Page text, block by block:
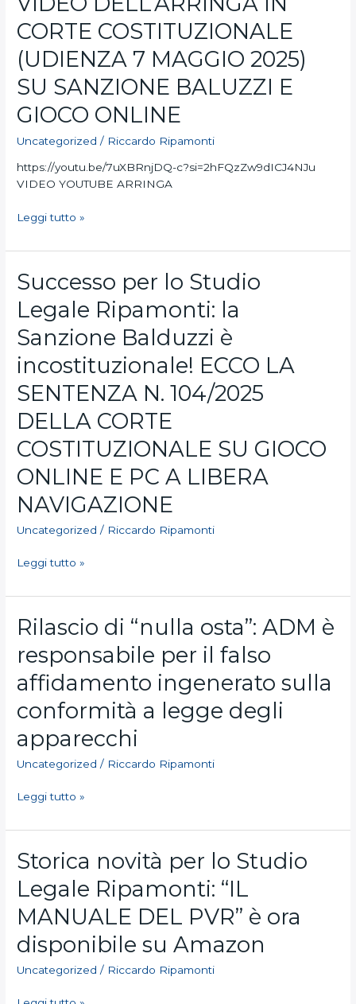
CORTE COSTITUZIONALE
(UDIENZA 7 MAGGIO 2025)
SU SANZIONE BALUZZI E
GIOCO ONLINE
Uncategorized / Riccardo Ripamonti
https://youtu.be/7uXBRnjDQ-c?si=2hFQzZw9dICJ4NJu
VIDEO YOUTUBE ARRINGA
RIPAMONTI:
VIDEO
DELL’ARRINGA
IN
CORTE
(UDIENZA
7
2025)
SU
BALUZZI
GIOCO
Leggi tutto »
Successo per lo Studio
Legale Ripamonti: la
Sanzione Balduzzi è
incostituzionale! ECCO LA
SENTENZA N. 104/2025
DELLA CORTE
COSTITUZIONALE SU GIOCO
ONLINE E PC A LIBERA
NAVIGAZIONE
Uncategorized / Riccardo Ripamonti
Successo
per
Studio
Legale
Ripamonti:
la
Sanzione
è
incostituzionale!
ECCO
LA
N.
104/2025
CORTE
ONLINE
PC
A
LIBERA
NAVIGAZIONE
Leggi tutto »
Rilascio di “nulla osta”: ADM è
responsabile per il falso
affidamento ingenerato sulla
conformità a legge degli
apparecchi
Uncategorized / Riccardo Ripamonti
Rilascio
di
“nulla
ADM
è
responsabile
per
falso
ingenerato
a
legge
degli
apparecchi
Leggi tutto »
Storica novità per lo Studio
Legale Ripamonti: “IL
MANUALE DEL PVR” è ora
disponibile su Amazon
Uncategorized / Riccardo Ripamonti
Storica
novità
per
Studio
Legale
Ripamonti:
“IL